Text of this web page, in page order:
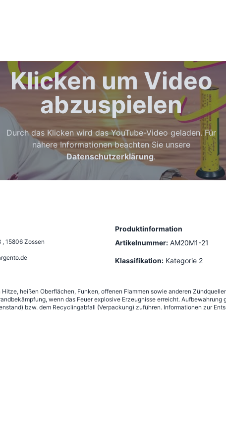
Klicken um Video
abzuspielen
Durch das Klicken wird das YouTube-Video geladen. Für
nähere Informationen beachten Sie unsere
Datenschutzerklärung.
, 15806 Zossen
Produktinformation
Artikelnummer: AM20M1-21
Klassifikation: Kategorie 2
heißen Oberflächen, Funken, offenen Flammen sowie anderen
wenn das Feuer explosive Erzeugnisse erreicht.
bzw. dem Recyclingabfall (Verpackung) zuführen. Informationen zur